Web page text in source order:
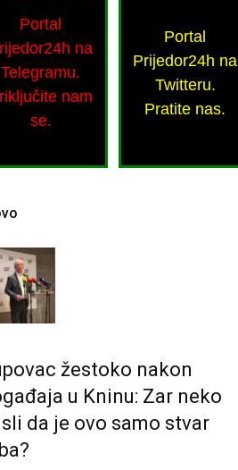
Portal
na
Telegramu.
nam
se.
Portal
Prijedor24h na
Twitteru.
Pratite nas.
žestoko nakon
u Kninu: Zar neko
da je ovo samo stvar